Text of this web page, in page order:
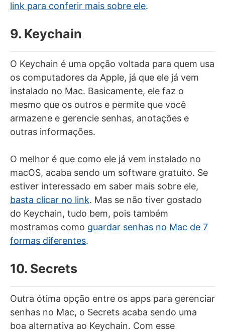
link para conferir mais sobre ele.
9. Keychain
O Keychain é uma opção voltada para quem usa
os computadores da Apple, já que ele já vem
instalado no Mac. Basicamente, ele faz o
mesmo que os outros e permite que você
armazene e gerencie senhas, anotações e
outras informações.
O melhor é que como ele já vem instalado no
macOS, acaba sendo um software gratuito. Se
estiver interessado em saber mais sobre ele,
basta clicar no link. Mas se não tiver gostado
do Keychain, tudo bem, pois também
mostramos como guardar senhas no Mac de 7
formas diferentes.
10. Secrets
Outra ótima opção entre os apps para gerenciar
senhas no Mac, o Secrets acaba sendo uma
boa alternativa ao Keychain. Com esse